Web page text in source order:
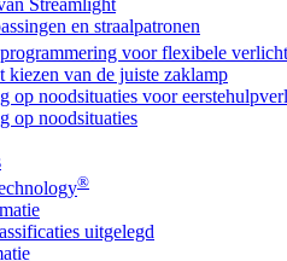
en straalpatronen
voor flexibele
kiezen van de juiste zaklamp
op noodsituaties voor
op noodsituaties
®
uitgelegd